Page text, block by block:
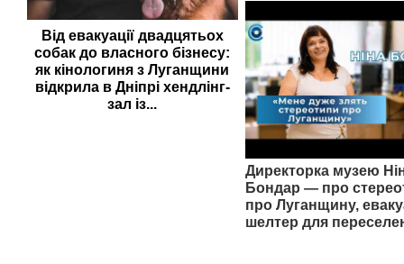
Від евакуації двадцятьох
собак до власного бізнесу:
як кінологиня з Луганщини
відкрила в Дніпрі хендлінг-
зал із...
Директорка музею
Бондар — про
про Луганщину,
шелтер для